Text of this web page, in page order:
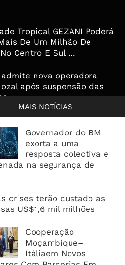
MAIS NOTÍCIAS
Governador do BM
exorta a uma
resposta colectiva e
na segurança de
crises terão custado as
US$1,6 mil milhões
Cooperação
Moçambique–
Itáliaem Novos
Tropical GEZANI Poderá
De Um Milhão De
Centro E Sul ...
admite nova operadora
após suspensão das
Bank pede ao
que “saia do caminho” e
negócios
Direitos Reservados.